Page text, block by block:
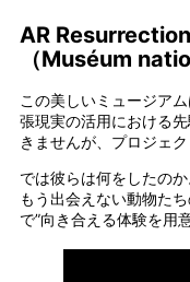
AR
（Muséum
この美しいミュージア
張現実の活用における
きませんが、プロジェ
では彼らは何をしたの
もう出会えない動物た
で”向き合える体験を用